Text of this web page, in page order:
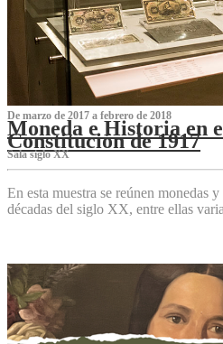
De marzo de 2017 a febrero de 2018
Moneda e Historia en
Constitución de 1917
Sala siglo XX
En esta muestra se reúnen monedas
décadas del siglo XX, entre ellas